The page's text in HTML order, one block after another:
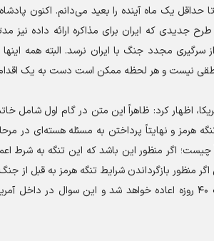
یک ماه آینده را بعید می‌دانم. اکنون
جدیدی که ایران برای مذاکره ارائه داده نیز
سرگیری مجدد جنگ با ایران نرسد. البته همه
نیست و هر لحظه ممکن است دست به یک
اظهار کرد: ظاهراً این متن در گام اول شامل
هرمز و نهایتاً پرداختن به مسئله هسته‌ای در
چیست؛ اگر منظور این باشد که این تنگه به شرط
منظور بازگرداندن شرایط تنگه هرمز به قبل از
آن موافقت نکند، زیرا در این صورت وضعیت قبل از جنگ ۴۰ روزه اعاده